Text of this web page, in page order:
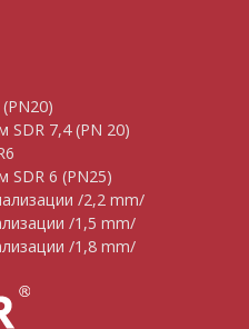
SDR 7,4 (PN 20)
SDR 6 (PN25)
/2,2 mm/
/1,5 mm/
/1,8 mm/